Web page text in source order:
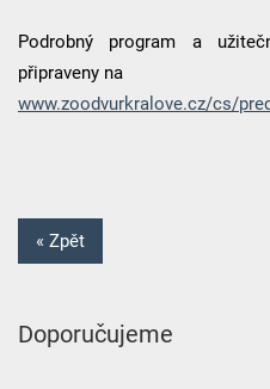
Podrobný program a
připraveny na
www.zoodvurkralove.cz/cs/
« Zpět
Doporučujeme